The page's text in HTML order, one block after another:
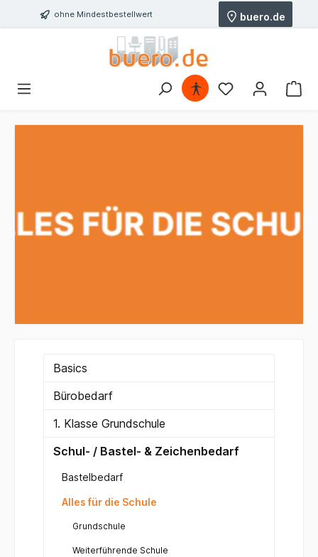
ohne Mindestbestellwert buero.de
Basics
Bürobedarf
1. Klasse Grundschule
Schul- / Bastel- & Zeichenbedarf
Bastelbedarf
Alles für die Schule
Grundschule
Weiterführende Schule